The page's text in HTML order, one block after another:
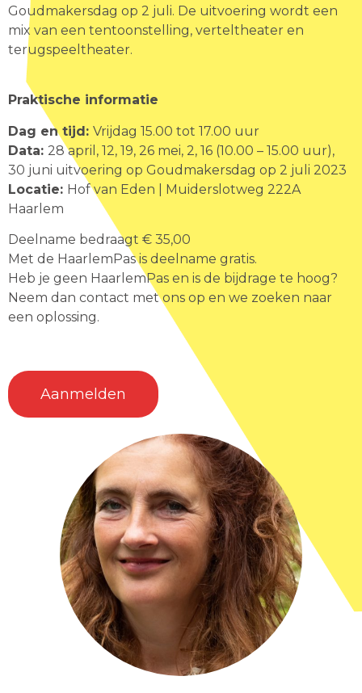
Goudmakersdag op 2 juli. De uitvoering wordt een
mix van een tentoonstelling, verteltheater en
terugspeeltheater.
Praktische informatie
Dag en tijd: Vrijdag 15.00 tot 17.00 uur
Data: 28 april, 12, 19, 26 mei, 2, 16 (10.00 – 15.00 uur),
30 juni uitvoering op Goudmakersdag op 2 juli 2023
Locatie: Hof van Eden | Muiderslotweg 222A
Haarlem
Deelname bedraagt € 35,00
Met de HaarlemPas is deelname gratis.
Heb je geen HaarlemPas en is de bijdrage te hoog?
Neem dan contact met ons op en we zoeken naar
een oplossing.
Aanmelden